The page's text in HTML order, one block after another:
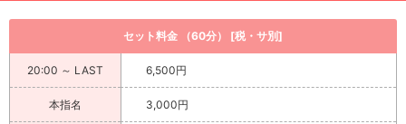
セット料金 （60分） [税・サ別]
20:00 ～ LAST 6,500円
本指名 3,000円